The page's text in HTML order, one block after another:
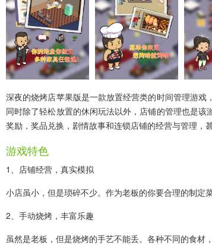
深夜的烧烤店苹果版是一款放置经营类的时间管理游戏
同时除了轻松放置的休闲玩法以外，店铺的管理也是
奖励，奖品兑换，剧情故事和连锁店铺的经营与管理，
游戏特色
1、店铺经营，真实模拟
小店虽小，但是琐碎不少。作为老板的你要合理的制定
2、手动烧烤，丰富乐趣
虽然是老板，但是烧烤的手艺不能丢。各种不同的食材